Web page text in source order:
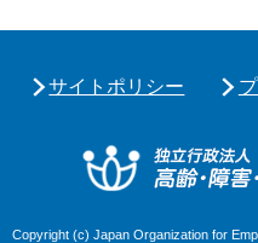
サイトポリシー
Copyright (c) Japan Organization for